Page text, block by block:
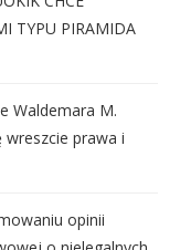
TYPU PIRAMIDA
Waldemara M.
prawa i
opinii